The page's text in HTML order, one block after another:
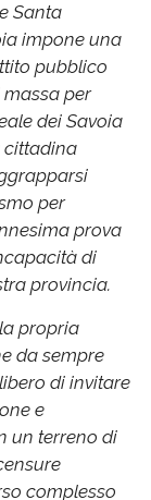
Santa
impone una
pubblico
per
dei Savoia
cittadina
per
prova
di
provincia.
propria
da sempre
di invitare
e
un terreno di
complesso